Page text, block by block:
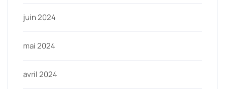
juin 2024
mai 2024
avril 2024